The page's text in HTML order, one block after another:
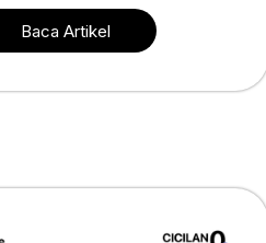
Baca Artikel